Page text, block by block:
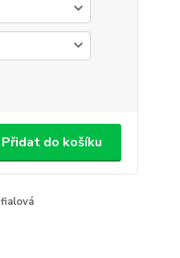
Přidat do košíku
fialová